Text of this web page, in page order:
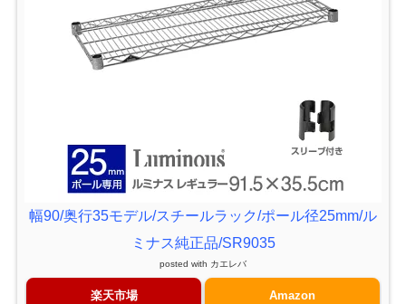
幅90/奥行35モデル/スチールラック/ポール径25mm/ル
ミナス純正品/SR9035
posted with カエレバ
楽天市場 Amazon